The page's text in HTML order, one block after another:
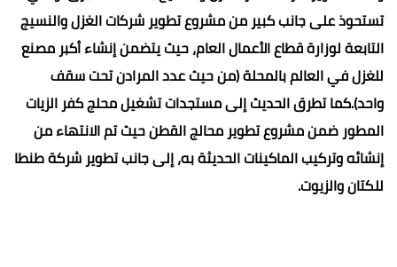
تستحوذ على جانب كبير من مشروع تطوير شركات الغزل والنسيج
التابعة لوزارة قطاع الأعمال العام، حيث يتضمن إنشاء أكبر مصنع
للغزل في العالم بالمحلة (من حيث عدد المرادن تحت سقف
واحد).كما تطرق الحديث إلى مستجدات تشغيل محلج كفر الزيات
المطور ضمن مشروع تطوير محالج القطن حيث تم الانتهاء من
إنشائه وتركيب الماكينات الحديثة به، إلى جانب تطوير شركة طنطا
للكتان والزيوت.